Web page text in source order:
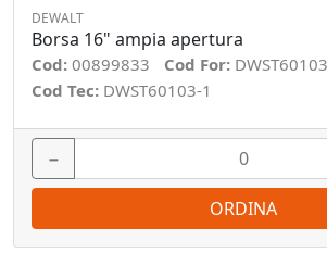
DEWALT
Borsa 16" ampia apertura
Cod: 00899833 Cod For:
Cod Tec: DWST60103-1
−
ORDINA